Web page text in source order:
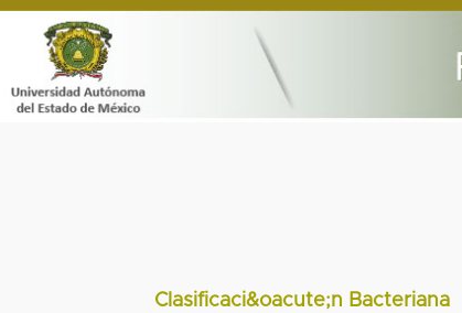
Clasificaci&oacute;n Bacteriana